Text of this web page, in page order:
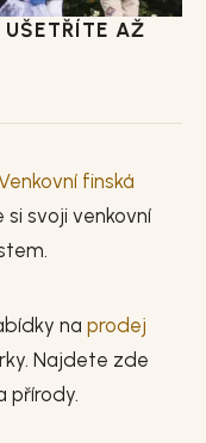
UŠETŘÍTE AŽ
finská
si svoji venkovní
na prodej
Najdete zde
přírody.